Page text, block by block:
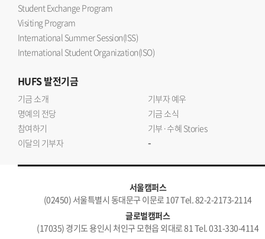
Student Exchange Program
Visiting Program
International Summer Session(ISS)
International Student Organization(ISO)
HUFS발전기금
기금 소개
기부자 예우
명예의 전당
기금 소식
참여하기
기부·수혜 Stories
이달의 기부자
-
서울캠퍼스
(02450) 서울특별시 동대문구 이문로 107 Tel. 82-2-2173-2114
글로벌캠퍼스
(17035) 경기도 용인시 처인구 모현읍 외대로 81 Tel. 031-330-4114